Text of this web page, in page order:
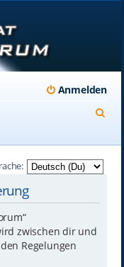
Anmelden
zwischen dir und
Regelungen